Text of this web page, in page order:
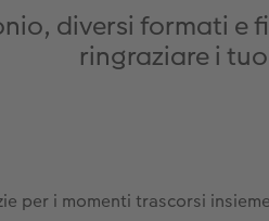
diversi formati
ringraziare i
per i momenti trascorsi